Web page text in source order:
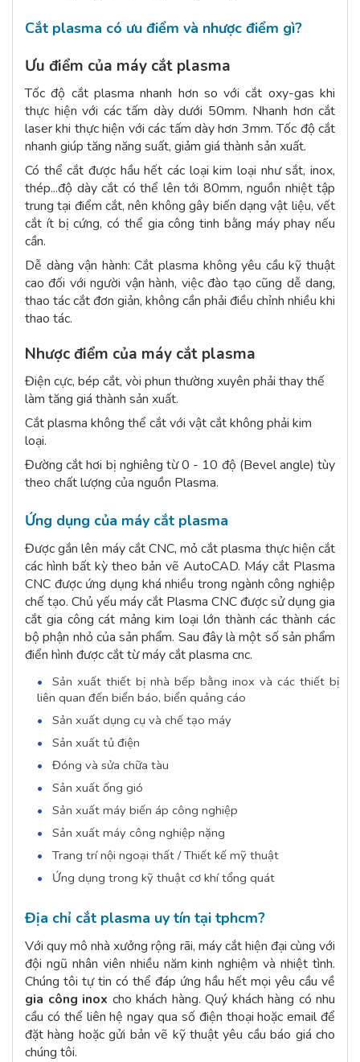
Cắt plasma có ưu điểm và nhược điểm gì?
Ưu điểm của máy cắt plasma
Tốc độ cắt plasma nhanh hơn so với cắt oxy-gas khi
thực hiện với các tấm dày dưới 50mm. Nhanh hơn cắt
laser khi thực hiện với các tấm dày hơn 3mm. Tốc độ cắt
nhanh giúp tăng năng suất, giảm giá thành sản xuất.
Có thể cắt được hầu hết các loại kim loại như sắt, inox,
thép...độ dày cắt có thể lên tới 80mm, nguồn nhiệt tập
trung tại điểm cắt, nên không gây biến dạng vật liệu, vết
cắt ít bị cứng, có thể gia công tinh bằng máy phay nếu
cần.
Dễ dàng vận hành: Cắt plasma không yêu cầu kỹ thuật
cao đối với người vận hành, việc đào tạo cũng dễ dang,
thao tác cắt đơn giản, không cần phải điều chỉnh nhiều khi
thao tác.
Nhược điểm của máy cắt plasma
Điện cực, bép cắt, vòi phun thường xuyên phải thay thế
làm tăng giá thành sản xuất.
Cắt plasma không thể cắt với vật cắt không phải kim
loại.
Đường cắt hơi bị nghiêng từ 0 - 10 độ (Bevel angle) tùy
theo chất lượng của nguồn Plasma.
Ứng dụng của máy cắt plasma
Được gắn lên máy cắt CNC, mỏ cắt plasma thực hiện cắt
các hình bất kỳ theo bản vẽ AutoCAD. Máy cắt Plasma
CNC được ứng dụng khá nhiều trong ngành công nghiệp
chế tạo. Chủ yếu máy cắt Plasma CNC được sử dụng gia
cắt gia công cát mảng kim loại lớn thành các thành các
bộ phận nhỏ của sản phẩm. Sau đây là một số sản phẩm
điển hình được cắt từ máy cắt plasma cnc.
Sản xuất thiết bị nhà bếp bằng inox và các thiết bị
liên quan đến biển báo, biển quảng cáo
Sản xuất dụng cụ và chế tạo máy
Sản xuất tủ điện
Đóng và sửa chữa tàu
Sản xuất ống gió
Sản xuất máy biến áp công nghiệp
Sản xuất máy công nghiệp nặng
Trang trí nội ngoại thất / Thiết kế mỹ thuật
Ứng dụng trong kỹ thuật cơ khí tổng quát
Địa chỉ cắt plasma uy tín tại tphcm?
Với quy mô nhà xưởng rộng rãi, máy cắt hiện đại cùng với
đội ngũ nhân viên nhiều năm kinh nghiệm và nhiệt tình.
Chúng tôi tự tin có thể đáp ứng hầu hết mọi yêu cầu về
gia công inox cho khách hàng. Quý khách hàng có nhu
cầu có thể liên hệ ngay qua số điện thoại hoặc email để
đặt hàng hoặc gửi bản vẽ kỹ thuật yêu cầu báo giá cho
chúng tôi.